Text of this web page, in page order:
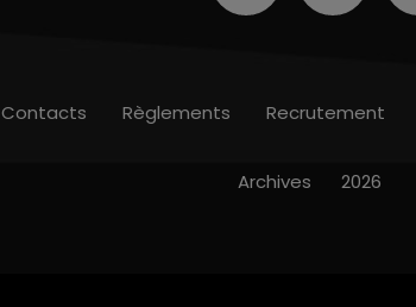
Contacts Règlements Recrutement
Archives 2026